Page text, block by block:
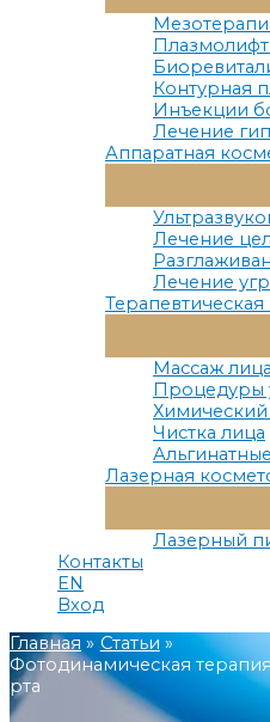
Контурная
Инъекции
Лечение
Аппаратная
Лечение
Лечение
Массаж лица
Процедуры
Чистка лица
Лазерная
Лазерный
Контакты
EN
Вход
Главная
Статьи
Фотодинамическая
рта